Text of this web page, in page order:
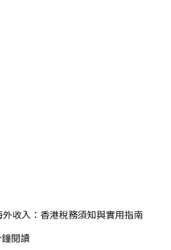
收入：香港稅務須知與實用指南
閱讀